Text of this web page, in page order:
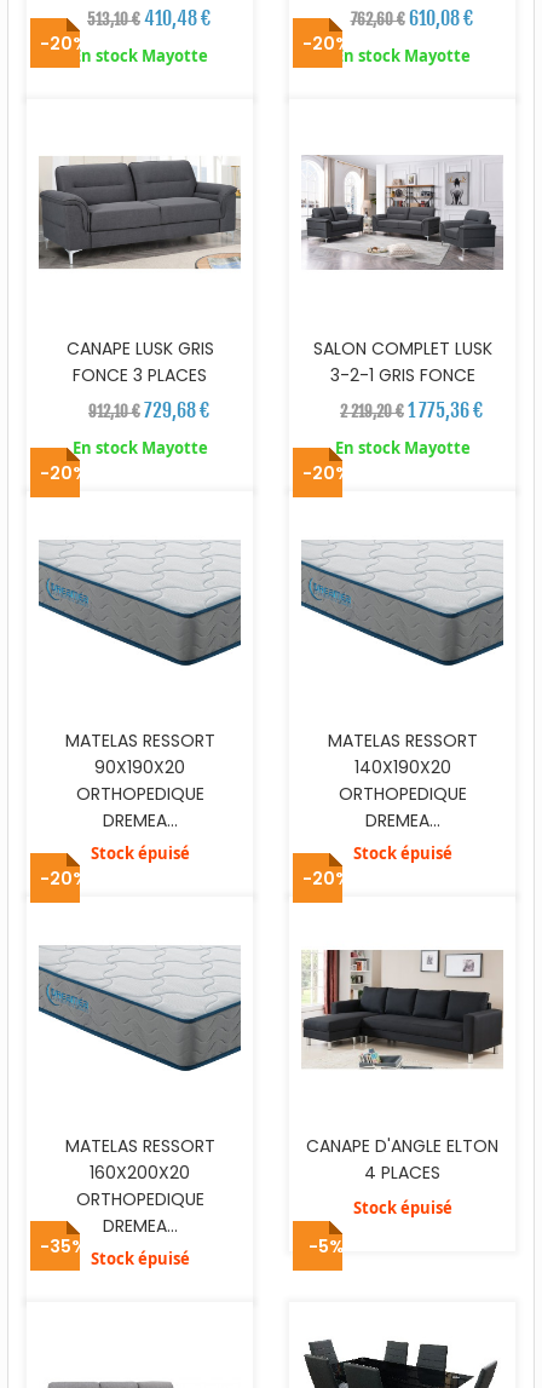
513,10 €410,48 €
En stock Mayotte
762,60 € 610,08 €
En stock Mayotte
-20%
CANAPE LUSK GRIS
FONCE 3 PLACES
912,10 €729,68 €
En stock Mayotte
-20%
SALON COMPLET LUSK
3-2-1 GRIS FONCE
2 219,20 €1 775,36 €
En stock Mayotte
-20%
MATELAS RESSORT
90X190X20
ORTHOPEDIQUE
DREMEA...
Stock épuisé
-20%
MATELAS RESSORT
140X190X20
ORTHOPEDIQUE
DREMEA...
Stock épuisé
-20%
MATELAS RESSORT
160X200X20
ORTHOPEDIQUE
DREMEA...
Stock épuisé
-20%
CANAPE D'ANGLE ELTON
4 PLACES
Stock épuisé
-35% -5%